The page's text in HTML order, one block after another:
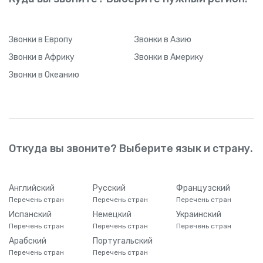
Звонки в Европу Звонки в Азию
Звонки в Африку Звонки в Америку
Звонки в Океанию
Откуда вы звоните? Выберите язык и страну.
Английский
Перечень стран
Русский
Перечень стран
Французский
Перечень стран
Испанский
Перечень стран
Немецкий
Перечень стран
Украинский
Перечень стран
Арабский
Перечень стран
Португальский
Перечень стран